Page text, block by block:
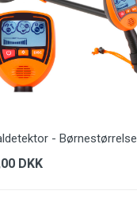
- Børnestørrelse
DKK